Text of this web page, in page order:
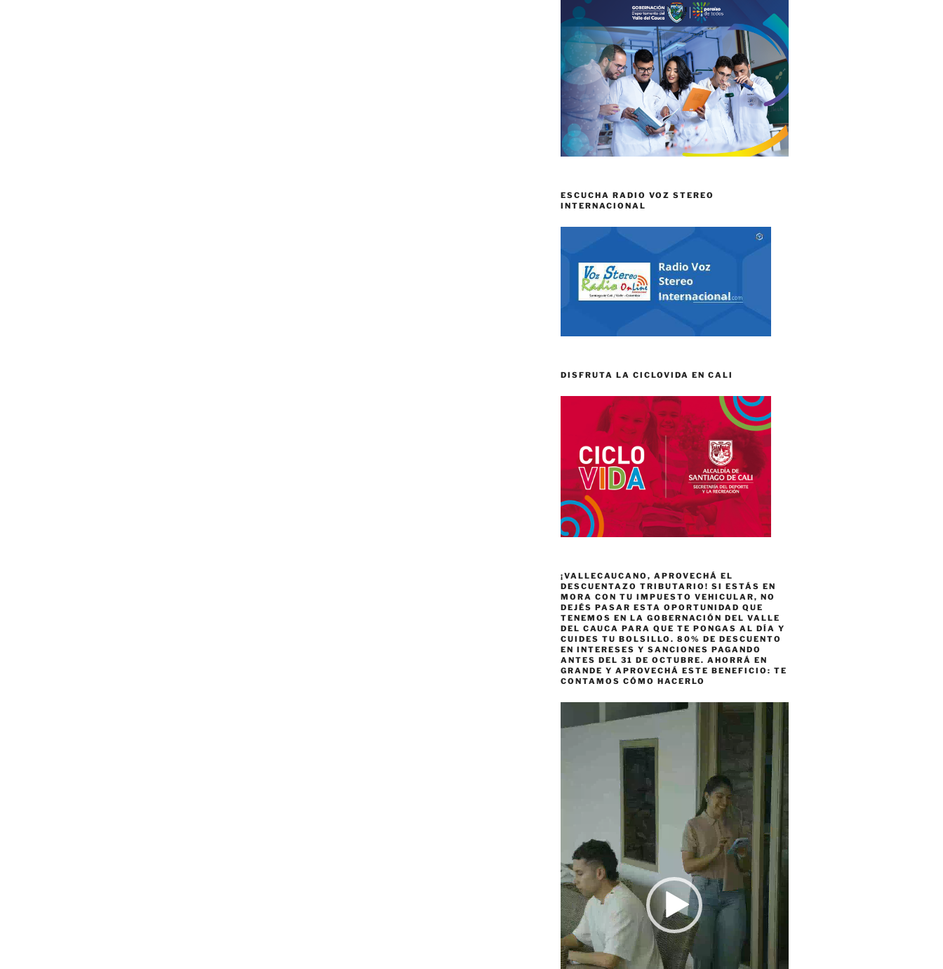
ESCUCHA RADIO VOZ STEREO
INTERNACIONAL
DISFRUTA LA CICLOVIDA EN CALI
¡VALLECAUCANO, APROVECHÁ EL
DESCUENTAZO TRIBUTARIO! SI ESTÁS EN
MORA CON TU IMPUESTO VEHICULAR, NO
DEJÉS PASAR ESTA OPORTUNIDAD QUE
TENEMOS EN LA GOBERNACIÓN DEL VALLE
DEL CAUCA PARA QUE TE PONGAS AL DÍA Y
CUIDES TU BOLSILLO. 80% DE DESCUENTO
EN INTERESES Y SANCIONES PAGANDO
ANTES DEL 31 DE OCTUBRE. AHORRÁ EN
GRANDE Y APROVECHÁ ESTE BENEFICIO: TE
CONTAMOS CÓMO HACERLO
de